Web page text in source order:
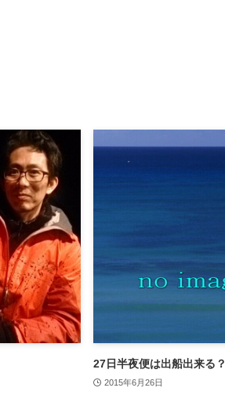
27日半夜便は出船出来る？
2015年6月26日